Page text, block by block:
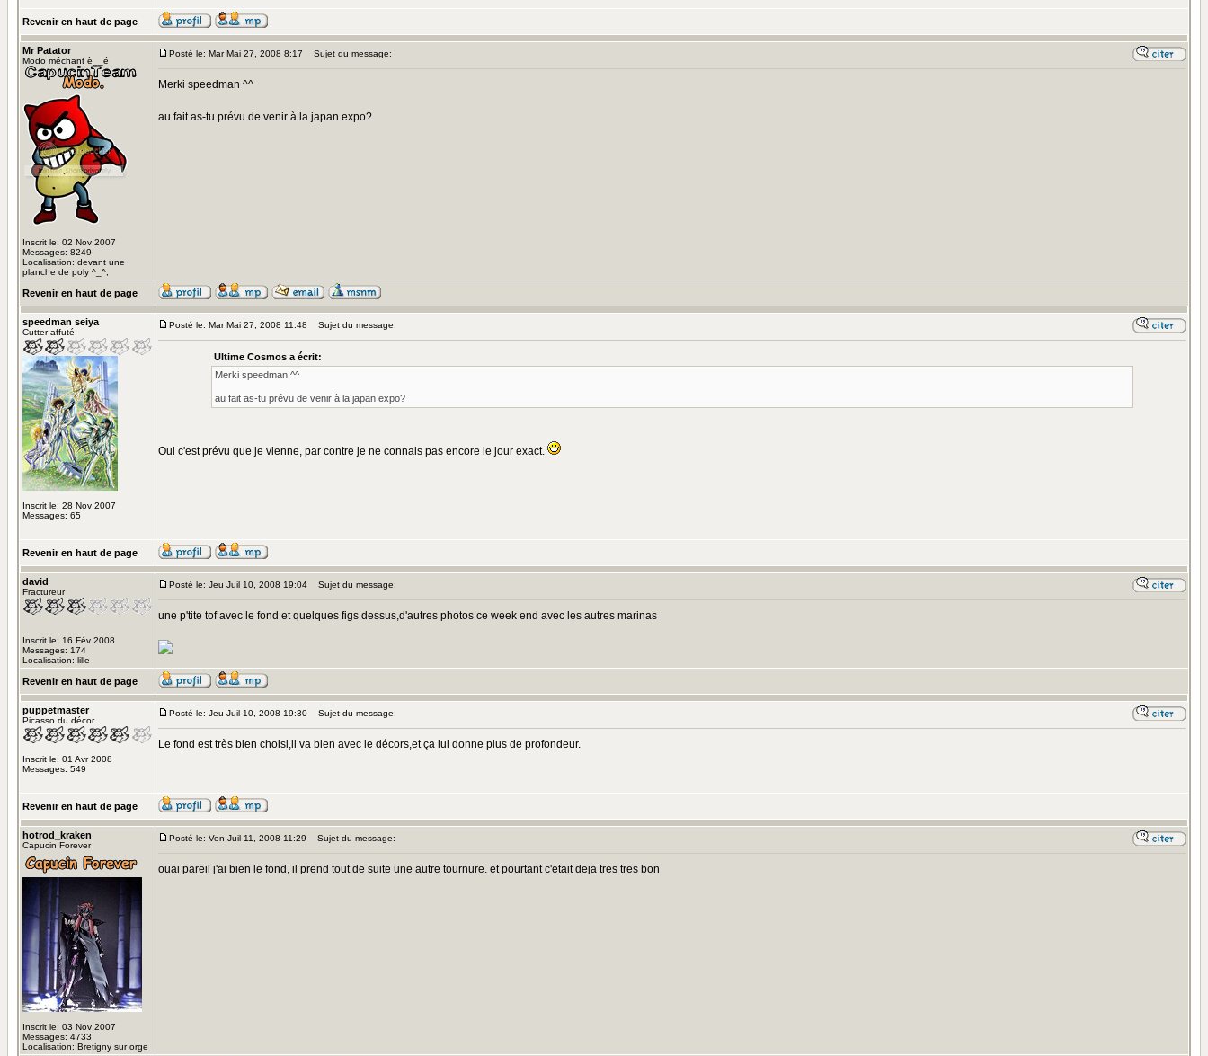
Revenir en haut de page
Mr Patator
Modo méchant è__é
Inscrit le: 02 Nov 2007
Messages: 8249
Localisation: devant une
planche de poly ^_^;
Posté le: Mar Mai 27, 2008 8:17 Sujet du message:
Merki speedman ^^
au fait as-tu prévu de venir à la japan expo?
Revenir en haut de page
speedman seiya
Cutter affuté
Inscrit le: 28 Nov 2007
Messages: 65
Posté le: Mar Mai 27, 2008 11:48 Sujet du message:
Ultime Cosmos a écrit:
Merki speedman ^^
au fait as-tu prévu de venir à la japan expo?
Oui c'est prévu que je vienne, par contre je ne connais pas encore le jour exact.
Revenir en haut de page
david
Fractureur
Inscrit le: 16 Fév 2008
Messages: 174
Localisation: lille
Posté le: Jeu Juil 10, 2008 19:04 Sujet du message:
une p'tite tof avec le fond et quelques figs dessus,d'autres photos ce week end avec les autres marinas
Revenir en haut de page
puppetmaster
Picasso du décor
Inscrit le: 01 Avr 2008
Messages: 549
Posté le: Jeu Juil 10, 2008 19:30 Sujet du message:
Le fond est très bien choisi,il va bien avec le décors,et ça lui donne plus de profondeur.
Revenir en haut de page
hotrod_kraken
Capucin Forever
Inscrit le: 03 Nov 2007
Messages: 4733
Localisation: Bretigny sur orge
Posté le: Ven Juil 11, 2008 11:29 Sujet du message:
ouai pareil j'ai bien le fond, il prend tout de suite une autre tournure. et pourtant c'etait deja tres tres bon